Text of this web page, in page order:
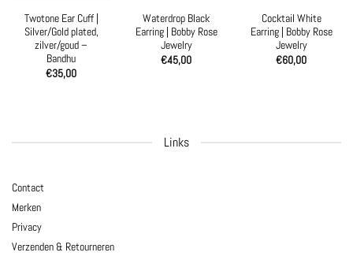
Twotone Ear Cuff |
Silver/Gold plated,
zilver/goud –
Bandhu
€35,00
Waterdrop Black
Earring | Bobby Rose
Jewelry
€45,00
Cocktail White
Earring | Bobby Rose
Jewelry
€60,00
Links
Contact
Merken
Privacy
Verzenden & Retourneren